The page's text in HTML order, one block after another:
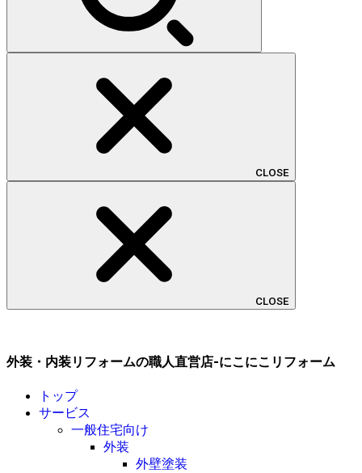
CLOSE
CLOSE
外装・内装リフォームの職人直営店-にこにこリフォーム
トップ
サービス
一般住宅向け
外装
外壁塗装